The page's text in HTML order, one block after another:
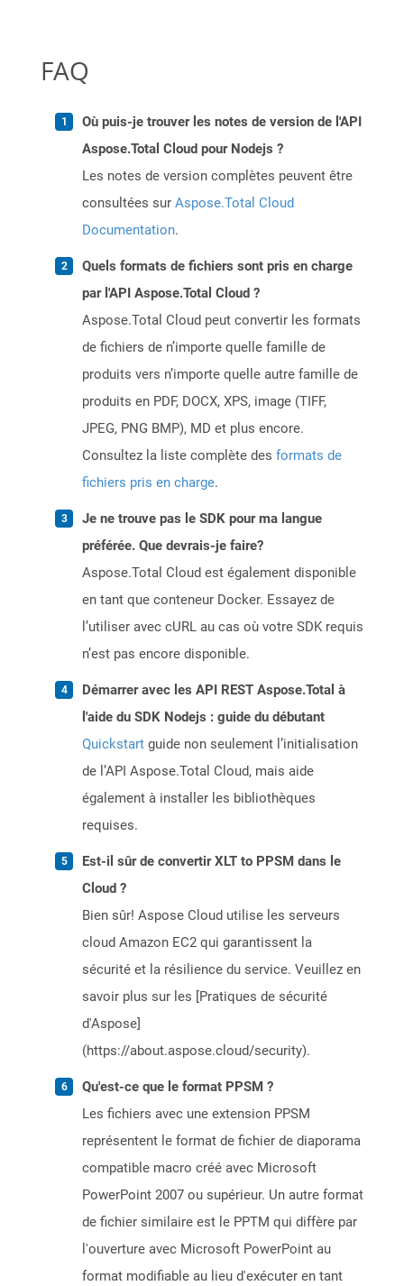
FAQ
Où puis-je trouver les notes de version de l'API
Aspose.Total Cloud pour Nodejs ?
Les notes de version complètes peuvent être
consultées sur Aspose.Total Cloud
Documentation.
Quels formats de fichiers sont pris en charge
par l'API Aspose.Total Cloud ?
Aspose.Total Cloud peut convertir les formats
de fichiers de n’importe quelle famille de
produits vers n’importe quelle autre famille de
produits en PDF, DOCX, XPS, image (TIFF,
JPEG, PNG BMP), MD et plus encore.
Consultez la liste complète des formats de
fichiers pris en charge.
Je ne trouve pas le SDK pour ma langue
préférée. Que devrais-je faire?
Aspose.Total Cloud est également disponible
en tant que conteneur Docker. Essayez de
l’utiliser avec cURL au cas où votre SDK requis
n’est pas encore disponible.
Démarrer avec les API REST Aspose.Total à
l'aide du SDK Nodejs : guide du débutant
Quickstart guide non seulement l’initialisation
de l’API Aspose.Total Cloud, mais aide
également à installer les bibliothèques
requises.
Est-il sûr de convertir XLT to PPSM dans le
Cloud ?
Bien sûr! Aspose Cloud utilise les serveurs
cloud Amazon EC2 qui garantissent la
sécurité et la résilience du service. Veuillez en
savoir plus sur les [Pratiques de sécurité
d'Aspose]
(https://about.aspose.cloud/security).
Qu'est-ce que le format PPSM ?
Les fichiers avec une extension PPSM
représentent le format de fichier de diaporama
compatible macro créé avec Microsoft
PowerPoint 2007 ou supérieur. Un autre format
de fichier similaire est le PPTM qui diffère par
l'ouverture avec Microsoft PowerPoint au
format modifiable au lieu d'exécuter en tant